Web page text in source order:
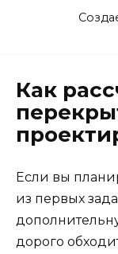
Как
Если вы
из первых
дорого